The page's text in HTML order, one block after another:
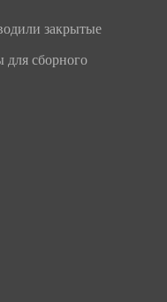
закрытые
сборного